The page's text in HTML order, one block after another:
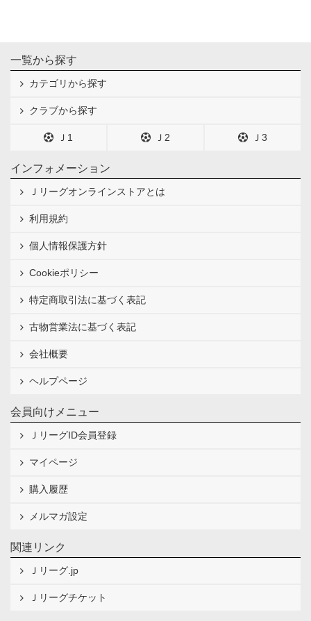
一覧から探す
カテゴリから探す
クラブから探す
Ｊ1 Ｊ2 Ｊ3
インフォメーション
Ｊリーグオンラインストアとは
利用規約
個人情報保護方針
Cookieポリシー
特定商取引法に基づく表記
古物営業法に基づく表記
会社概要
ヘルプページ
会員向けメニュー
ＪリーグID会員登録
マイページ
購入履歴
メルマガ設定
関連リンク
Ｊリーグ.jp
Ｊリーグチケット